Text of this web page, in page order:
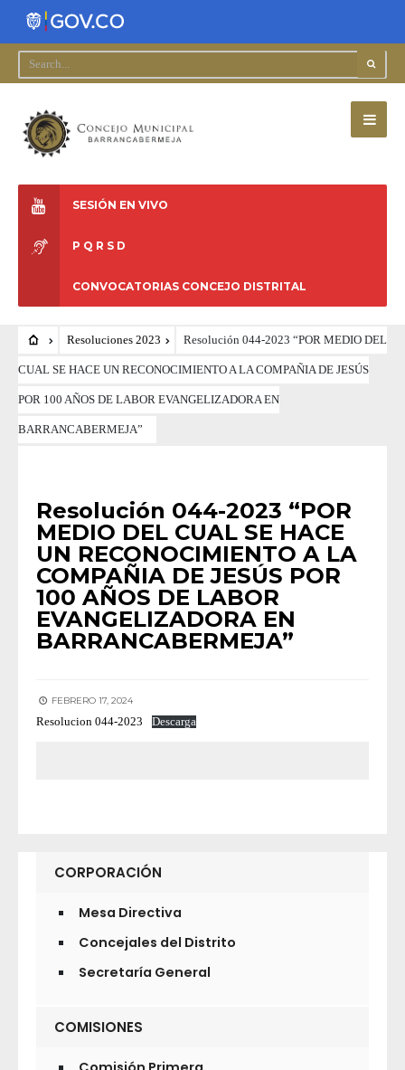
SESIÓN EN VIVO
P Q R S D
CONVOCATORIAS CONCEJO DISTRITAL
Resoluciones 2023 Resolución 044-2023 “POR MEDIO DEL
CUAL SE HACE UN RECONOCIMIENTO A LA COMPAÑIA DE JESÚS
POR 100 AÑOS DE LABOR EVANGELIZADORA EN
BARRANCABERMEJA”
Resolución 044-2023 “POR
MEDIO DEL CUAL SE HACE
UN RECONOCIMIENTO A LA
COMPAÑIA DE JESÚS POR
100 AÑOS DE LABOR
EVANGELIZADORA EN
BARRANCABERMEJA”
FEBRERO 17, 2024
Resolucion 044-2023 Descarga
CORPORACIÓN
Mesa Directiva
Concejales del Distrito
Secretaría General
COMISIONES